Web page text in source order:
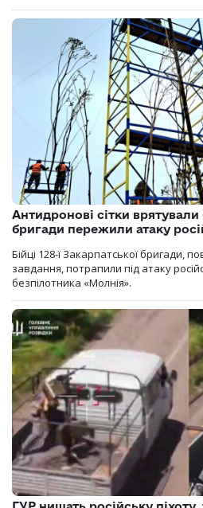
Антидронові сітки врятували
бригади пережили атаку
Бійці 128-ї Закарпатської бригади,
завдання, потрапили під атаку
безпілотника «Молнія».